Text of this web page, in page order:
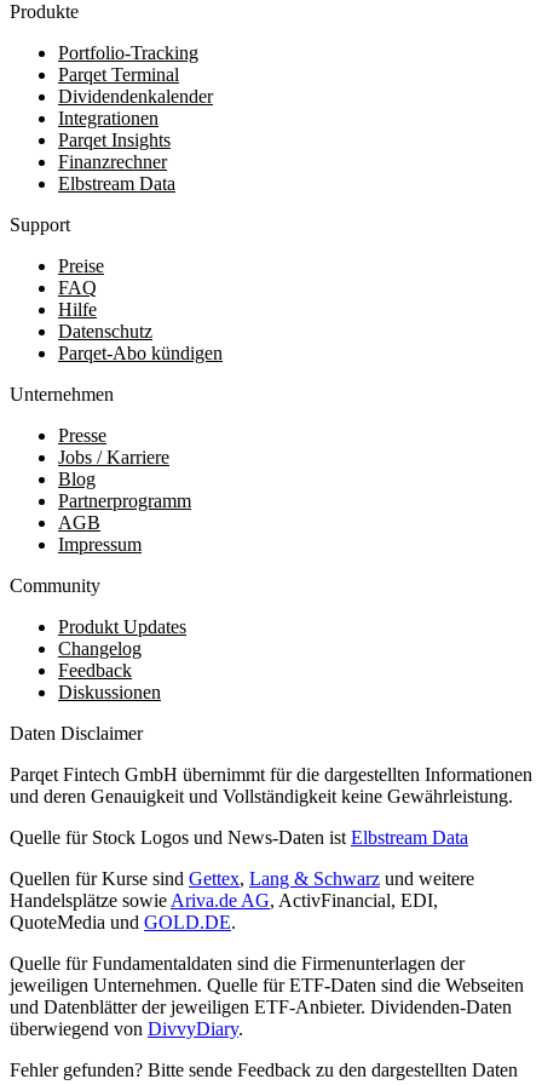
Produkte
Portfolio-Tracking
Parqet Terminal
Dividendenkalender
Integrationen
Parqet Insights
Finanzrechner
Elbstream Data
Support
Preise
FAQ
Hilfe
Datenschutz
Parqet-Abo kündigen
Unternehmen
Presse
Jobs / Karriere
Blog
Partnerprogramm
AGB
Impressum
Community
Produkt Updates
Changelog
Feedback
Diskussionen
Daten Disclaimer
Parqet Fintech GmbH übernimmt für die dargestellten Informationen
und deren Genauigkeit und Vollständigkeit keine Gewährleistung.
Quelle für Stock Logos und News-Daten ist Elbstream Data
Quellen für Kurse sind Gettex, Lang & Schwarz und weitere
Handelsplätze sowie Ariva.de AG, ActivFinancial, EDI,
QuoteMedia und GOLD.DE.
Quelle für Fundamentaldaten sind die Firmenunterlagen der
jeweiligen Unternehmen. Quelle für ETF-Daten sind die Webseiten
und Datenblätter der jeweiligen ETF-Anbieter. Dividenden-Daten
überwiegend von DivvyDiary.
Fehler gefunden? Bitte sende Feedback zu den dargestellten Daten